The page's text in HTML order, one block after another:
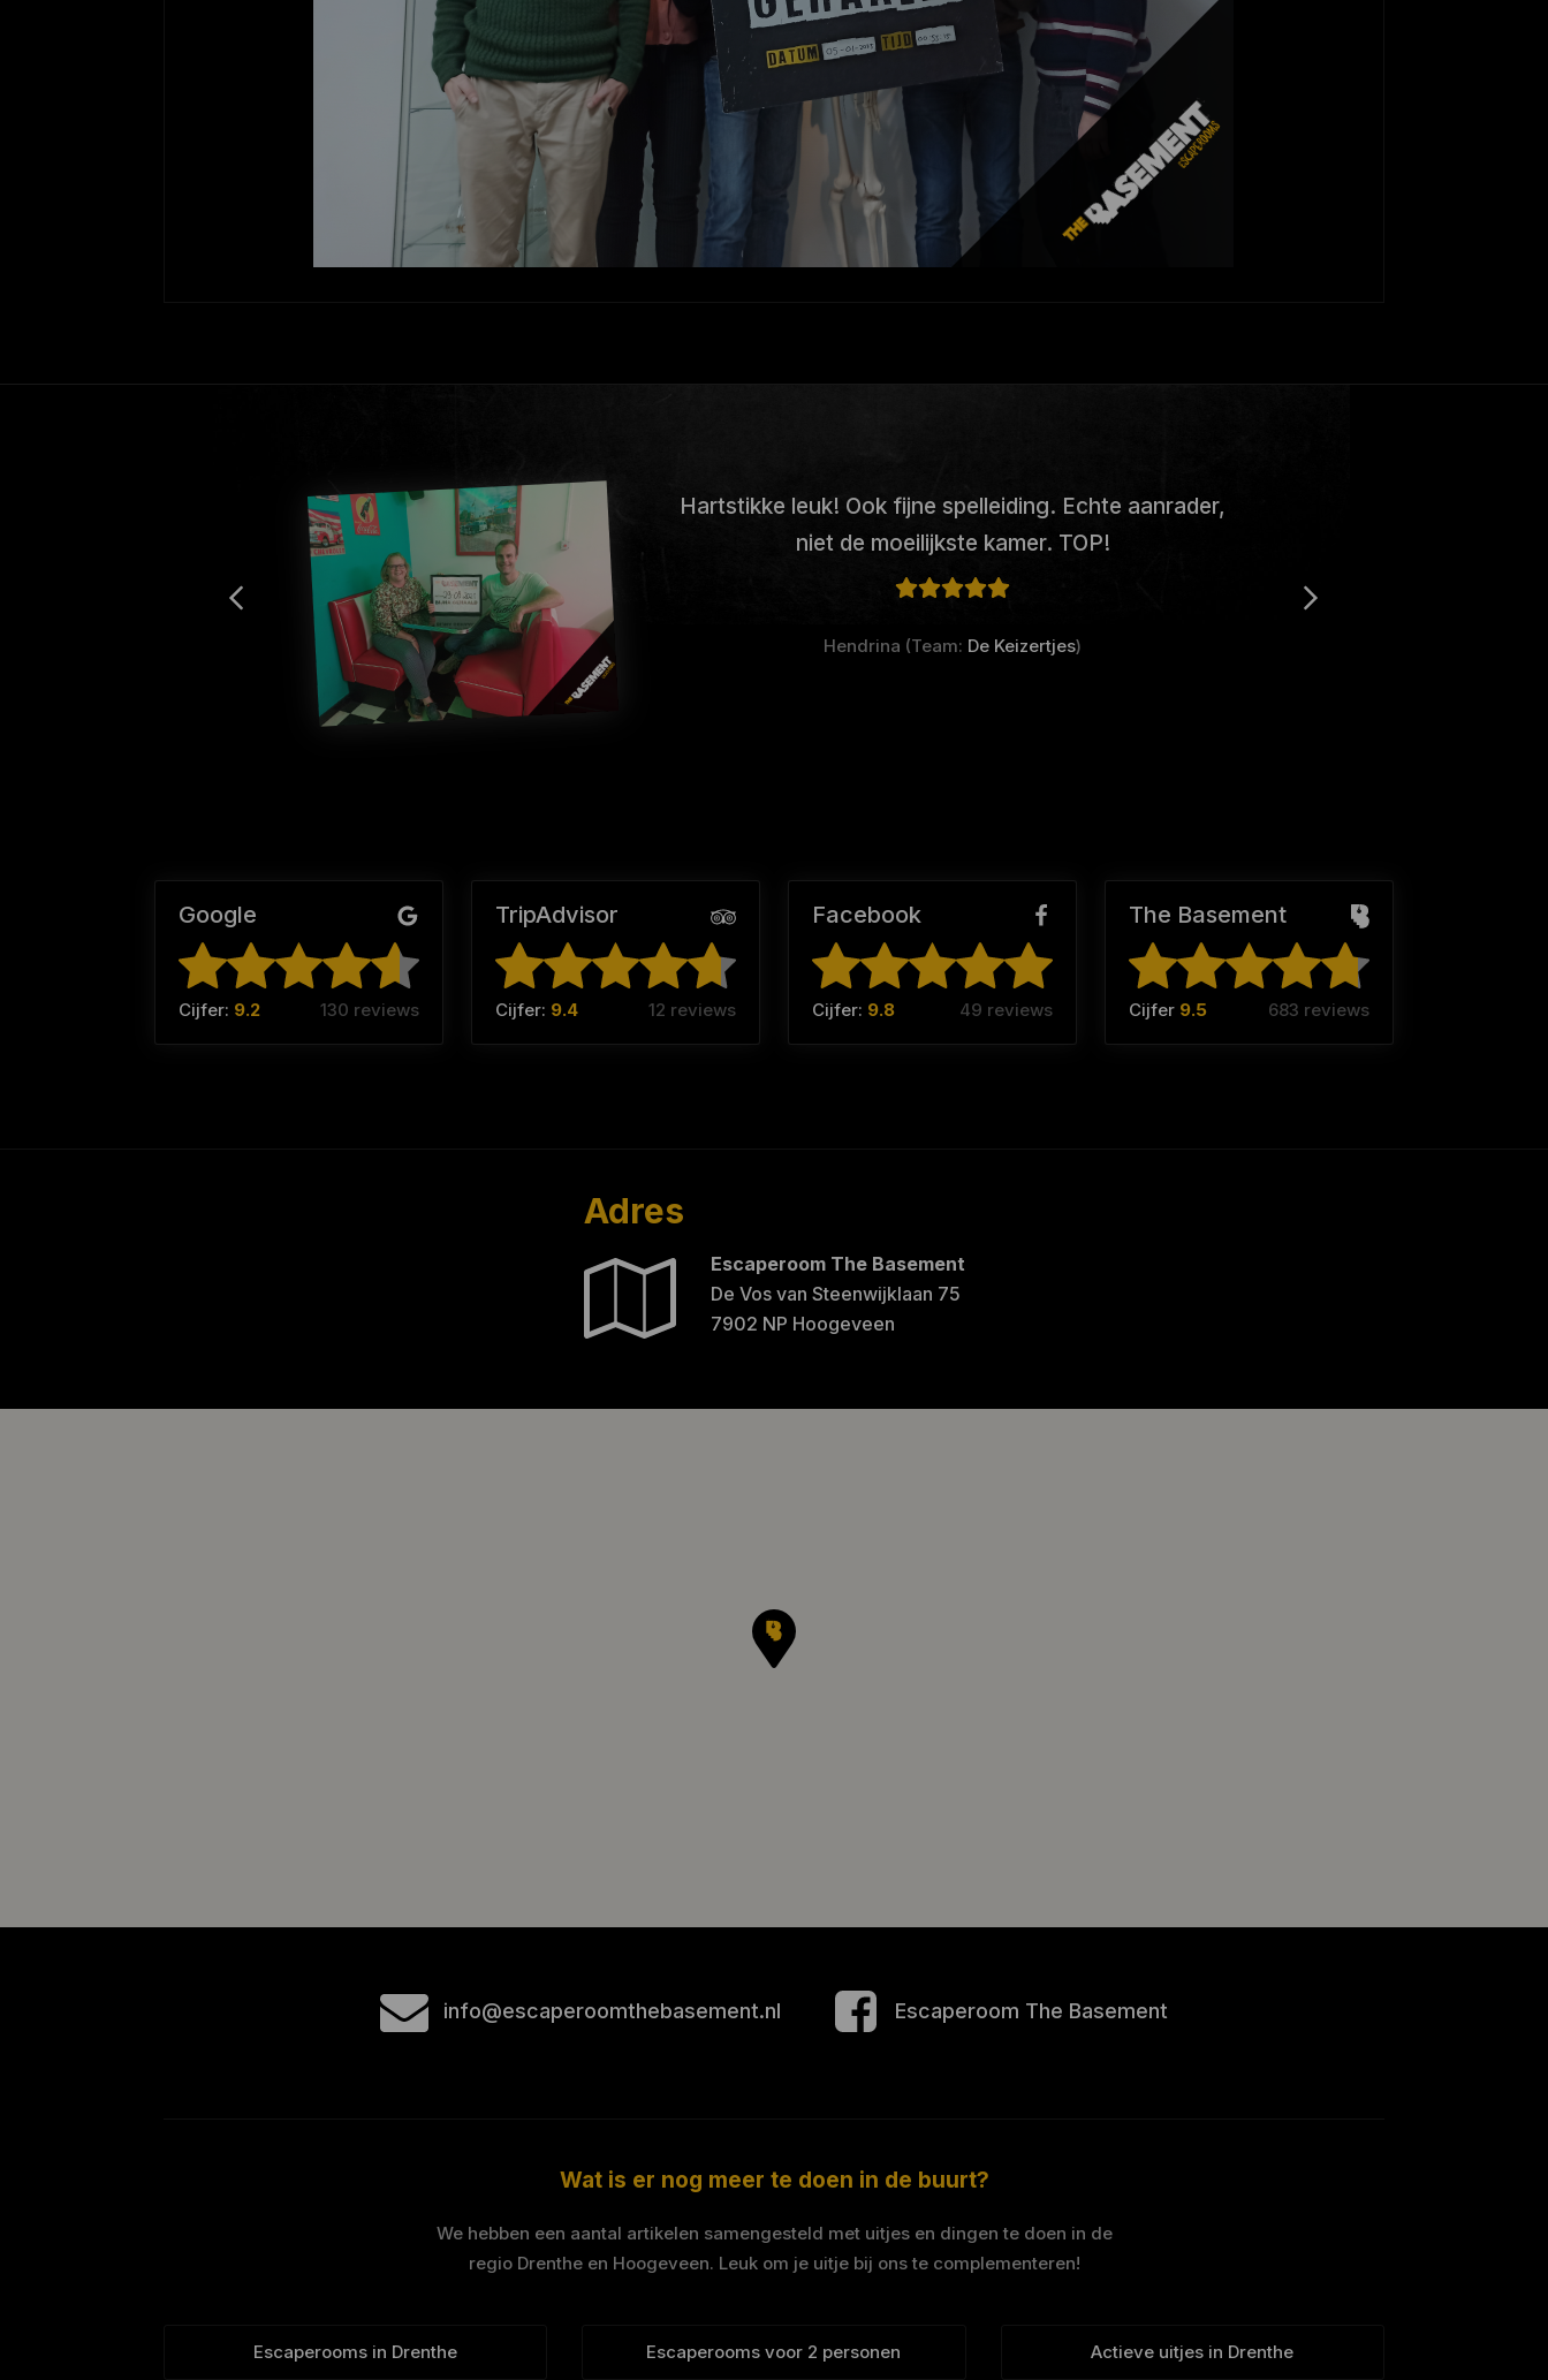
Hartstikke leuk! Ook fijne spelleiding. Echte aanrader,
niet de moeilijkste kamer. TOP!
Hendrina (Team: De Keizertjes)
Google
Cijfer: 9.2 130 reviews
TripAdvisor
Cijfer: 9.4 12 reviews
Facebook
Cijfer: 9.8 49 reviews
The Basement
Cijfer 9.5 683 reviews
Adres
Escaperoom The Basement
De Vos van Steenwijklaan 75
7902 NP Hoogeveen
info@escaperoomthebasement.nl Escaperoom The Basement
Wat is er nog meer te doen in de buurt?
We hebben een aantal artikelen samengesteld met uitjes en dingen te doen in de
regio Drenthe en Hoogeveen. Leuk om je uitje bij ons te complementeren!
Escaperooms in Drenthe Escaperooms voor 2 personen Actieve uitjes in Drenthe